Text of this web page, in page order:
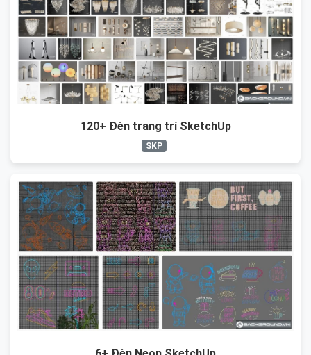
120+ Đèn trang trí SketchUp
SKP